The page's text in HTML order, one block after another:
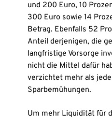
und 200 Euro, 10
300 Euro sowie 14
Betrag. Ebenfalls 52
Anteil derjenigen, die
langfristige Vorsorge
nicht die Mittel dafür
verzichtet mehr als
Sparbemühungen.
Um mehr Liquidität für